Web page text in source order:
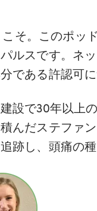
こそ。このポッ
ルスです。ネ
である許認可
設で30年以上
んだステファ
跡し、頭痛の